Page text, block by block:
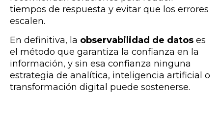
tiempos de respuesta y evitar que los errores
escalen.
En definitiva, la observabilidad de datos es
el método que garantiza la confianza en la
información, y sin esa confianza ninguna
estrategia de analítica, inteligencia artificial o
transformación digital puede sostenerse.